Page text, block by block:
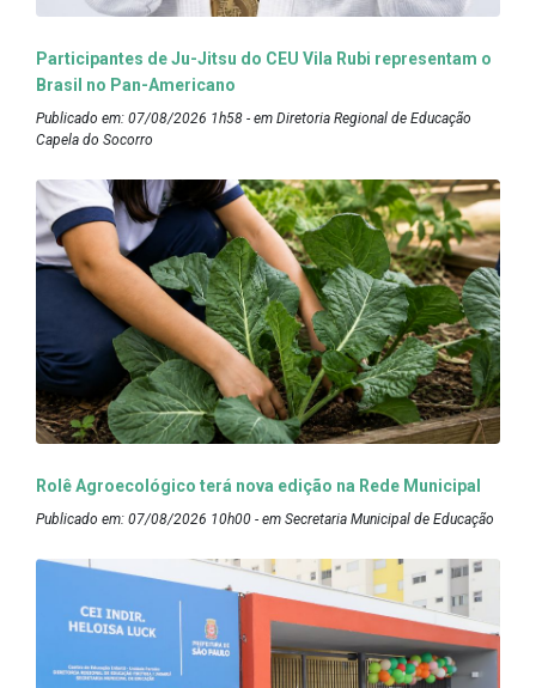
Participantes de Ju-Jitsu do CEU Vila Rubi representam o
Brasil no Pan-Americano
Publicado em: 07/08/2026 1h58 - em Diretoria Regional de Educação
Capela do Socorro
Rolê Agroecológico terá nova edição na Rede Municipal
Publicado em: 07/08/2026 10h00 - em Secretaria Municipal de Educação